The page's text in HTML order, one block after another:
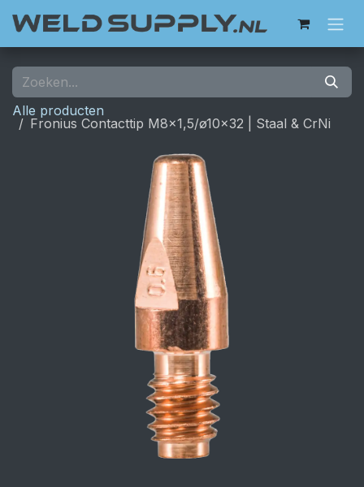
Alle producten
Fronius Contacttip M8x1,5/ø10x32 | Staal & CrNi